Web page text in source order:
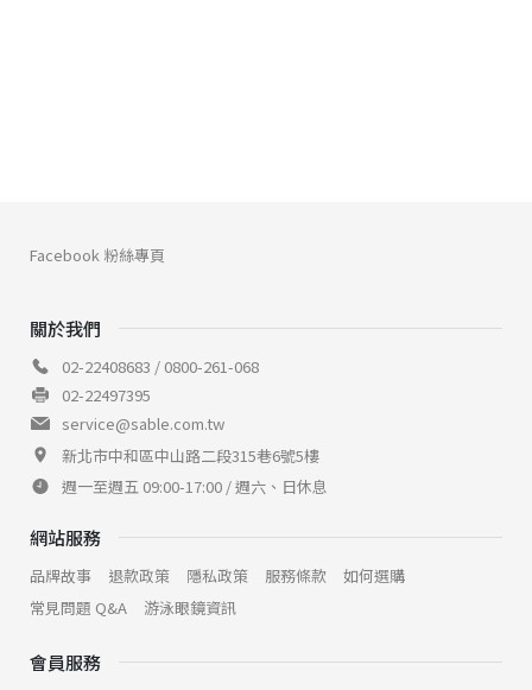
關於我們
02-22408683 / 0800-261-068
02-22497395
service@sable.com.tw
新北市中和區中山路二段315巷6號5樓
週一至週五 09:00-17:00 / 週六、日休息
網站服務
品牌故事 退款政策 隱私政策 服務條款
如何選購
常見問題 Q&A
游泳眼鏡資訊
會員服務
Facebook 粉絲專頁